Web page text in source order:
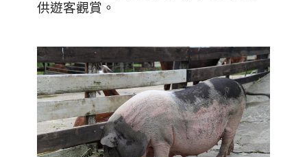
供遊客觀賞。